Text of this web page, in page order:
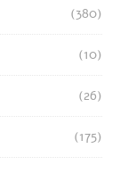
(380)
(10)
(26)
(175)